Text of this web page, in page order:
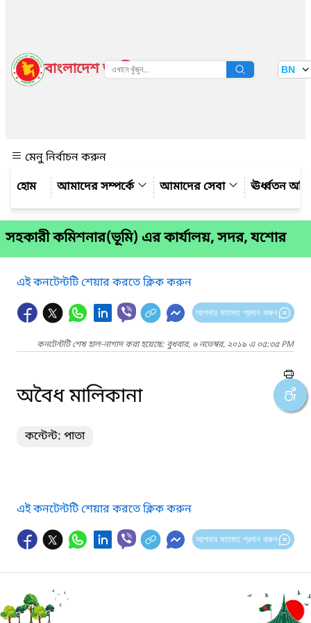
বাংলাদেশ জাতীয় তথ্য বাতায়ন BN
মেনু নির্বাচন করুন
আমাদের সম্পর্কে
আমাদের সেবা ঊর্ধ্বতন
সহকারী কমিশনার(ভূমি) এর কার্যালয়, সদর, যশোর
এই কনটেন্টটি শেয়ার করতে ক্লিক করুন
আপনার মতামত প্রদান করুন
কনটেন্টটি শেষ হাল-নাগাদ করা হয়েছে: বুধবার, ৬ নভেম্বর, ২০১৯ এ ০৫:৩৫ PM
অবৈধ মালিকানা
কন্টেন্ট: পাতা
এই কনটেন্টটি শেয়ার করতে ক্লিক করুন
আপনার মতামত প্রদান করুন